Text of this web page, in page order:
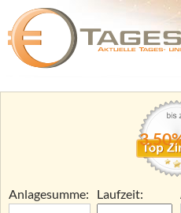
Zum
Anlagesumme:
Laufzeit: